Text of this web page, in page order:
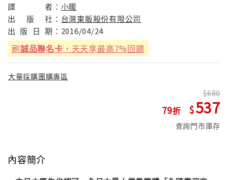
譯
者： 小暖
出
版 社： 台灣東販股份有限公司
出 版 日 期： 2016/04/24
刷誠品聯名卡 ，天天享最高7%回饋
大量採購團購專區
79
680
537
查詢門市庫存
內容簡介